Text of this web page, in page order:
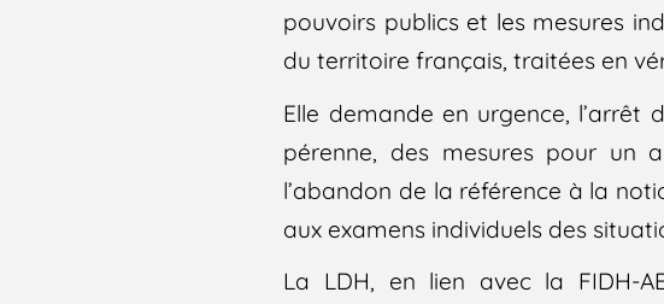
pouvoirs publics et les mesures
du territoire français, traitées en
Elle demande en urgence, l’arrêt
pérenne, des mesures pour un
l’abandon de la référence à la
aux examens individuels des
La LDH, en lien avec la FIDH-